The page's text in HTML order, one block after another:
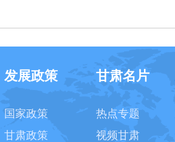
发展政策
国家政策
甘肃政策
甘肃名片
热点专题
视频甘肃